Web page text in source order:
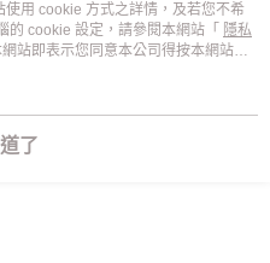
評吧
用 cookie 方式之詳情，及若您不希
的 cookie 設定，請參閱本網站「 隱私
站即表示您同意本公司得按本網站使
了